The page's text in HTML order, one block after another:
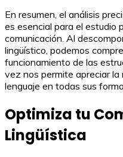
En resumen, el análisis
es esencial para el estudio
comunicación. Al
lingüístico, podemos
funcionamiento de las
vez nos permite apreciar la
lenguaje en todas sus
Optimiza tu
Lingüística